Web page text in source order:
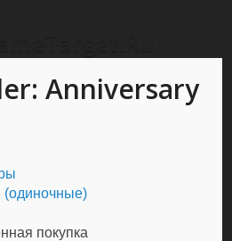
Anniversary
(одиночные)
покупка